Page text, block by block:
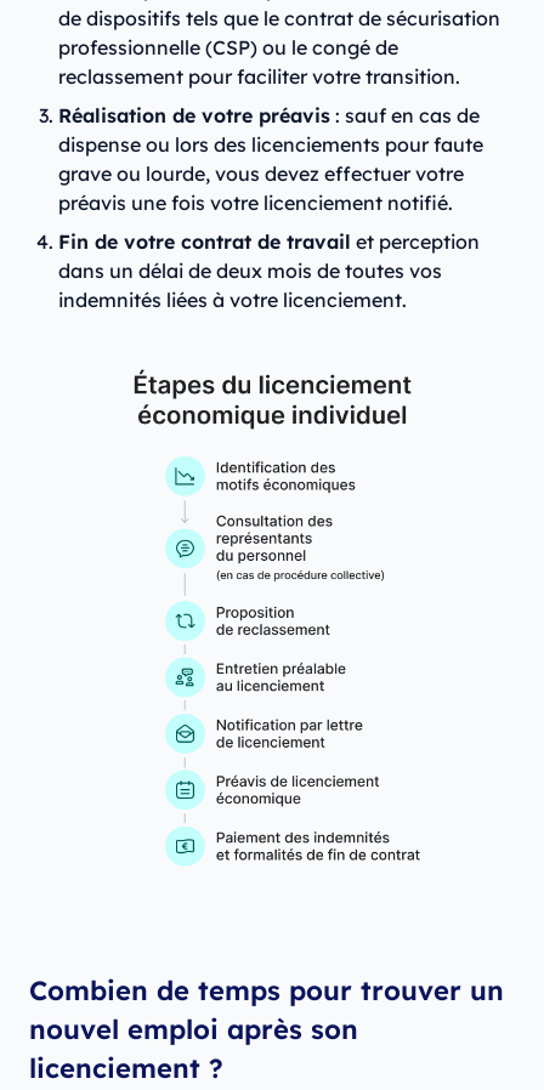
de dispositifs tels que le contrat de sécurisation
professionnelle (CSP) ou le congé de
reclassement pour faciliter votre transition.
Réalisation de votre préavis : sauf en cas de
dispense ou lors des licenciements pour faute
grave ou lourde, vous devez effectuer votre
préavis une fois votre licenciement notifié.
Fin de votre contrat de travail et perception
dans un délai de deux mois de toutes vos
indemnités liées à votre licenciement.
Combien de temps pour trouver un
nouvel emploi après son
licenciement ?